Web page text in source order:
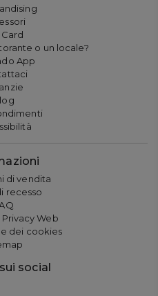
o un locale?
App
di vendita
recesso
Web
dei cookies
social